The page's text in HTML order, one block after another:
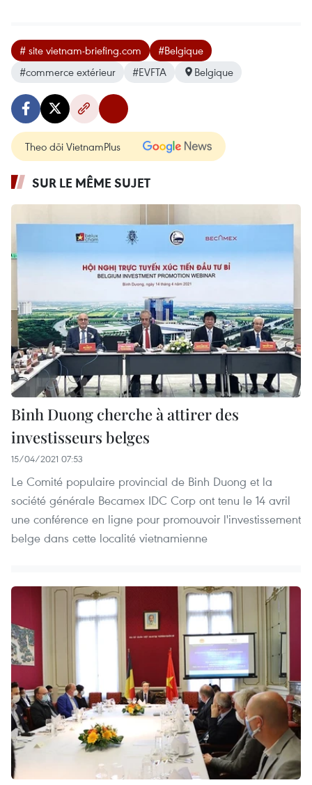
# site vietnam-briefing.com
#Belgique
#commerce extérieur
#EVFTA Belgique
Theo dõi VietnamPlus
SUR LE MÊME SUJET
Binh Duong cherche à attirer des
investisseurs belges
15/04/2021 07:53
Le Comité populaire provincial de Binh Duong et la
société générale Becamex IDC Corp ont tenu le 14 avril
une conférence en ligne pour promouvoir l'investissement
belge dans cette localité vietnamienne